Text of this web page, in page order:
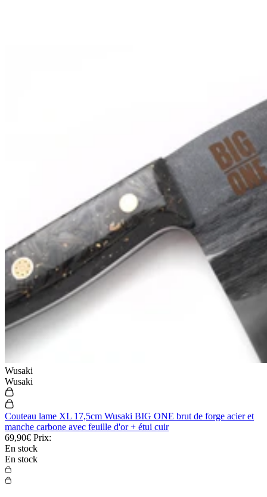
Wusaki
Wusaki
Couteau lame XL 17,5cm Wusaki BIG ONE brut de forge acier et
manche carbone avec feuille d'or + étui cuir
69,90€ Prix:
En stock
En stock